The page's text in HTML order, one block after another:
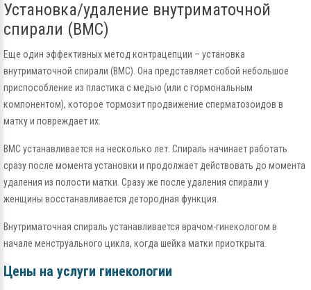
Установка/удаление внутриматочной
спирали (ВМС)
Еще один эффективных метод контрацепции – установка
внутриматочной спирали (ВМС). Она представляет собой небольшое
приспособление из пластика с медью (или с гормональным
компонентом), которое тормозит продвижение сперматозоидов в
матку и повреждает их.
ВМС устанавливается на несколько лет. Спираль начинает работать
сразу после момента установки и продолжает действовать до момента
удаления из полости матки. Сразу же после удаления спирали у
женщины восстанавливается детородная функция.
Внутриматочная спираль устанавливается врачом-гинекологом в
начале менструального цикла, когда шейка матки приоткрыта.
Цены на услуги гинекологии